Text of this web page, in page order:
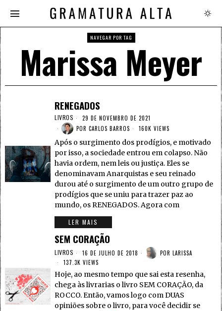
NAVEGAR POR TAG
Marissa Meyer
RENEGADOS
LIVROS
29 DE NOVEMBRO DE 2021
POR CARLOS BARROS 160K VIEWS
Após o surgimento dos prodígios, e motivado
por isso, a sociedade entrou em colapso. Não
havia ordem, nem leis ou justiça. Eles se
denominavam Anarquistas e seu reinado
durou até o surgimento de um outro grupo de
prodígios que se uniu para trazer paz ao
mundo, os RENEGADOS. Agora com
LER MAIS
SEM CORAÇÃO
LIVROS 16 DE JULHO DE 2018 POR LARISSA
137.3K VIEWS
Hoje, ao mesmo tempo que sai esta resenha,
chega às livrarias o livro SEM CORAÇÃO, da
ROCCO. Então, vamos logo com DUAS
opiniões sobre o livro, para você decidir se